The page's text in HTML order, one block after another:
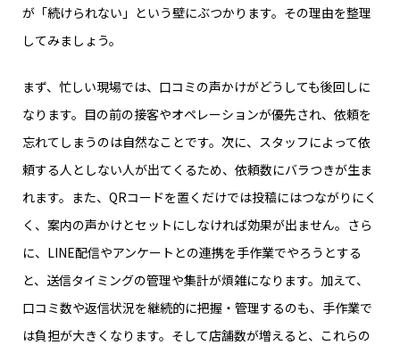
が「続けられない」という壁にぶつかります。その理由を整理
してみましょう。
まず、忙しい現場では、口コミの声かけがどうしても後回しに
なります。目の前の接客やオペレーションが優先され、依頼を
忘れてしまうのは自然なことです。次に、スタッフによって依
頼する人としない人が出てくるため、依頼数にバラつきが生ま
れます。また、QRコードを置くだけでは投稿にはつながりにく
く、案内の声かけとセットにしなければ効果が出ません。さら
に、LINE配信やアンケートとの連携を手作業でやろうとする
と、送信タイミングの管理や集計が煩雑になります。加えて、
口コミ数や返信状況を継続的に把握・管理するのも、手作業で
は負担が大きくなります。そして店舗数が増えると、これらの